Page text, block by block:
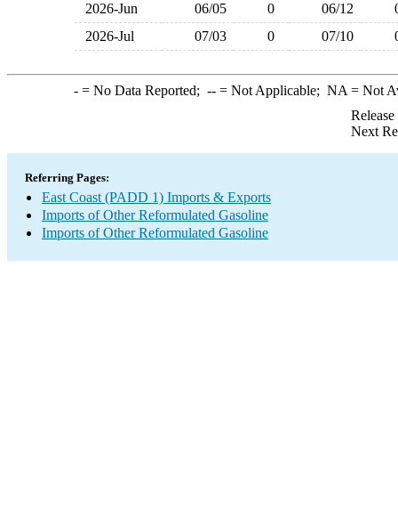
2026-Jun
06/05 0 06/12
2026-Jul
07/03 0 07/10
-= No Data Reported; --= Not Applicable; NA = Not
Next
Referring Pages:
East Coast (PADD 1) Imports & Exports
Imports of Other Reformulated Gasoline
Imports of Other Reformulated Gasoline